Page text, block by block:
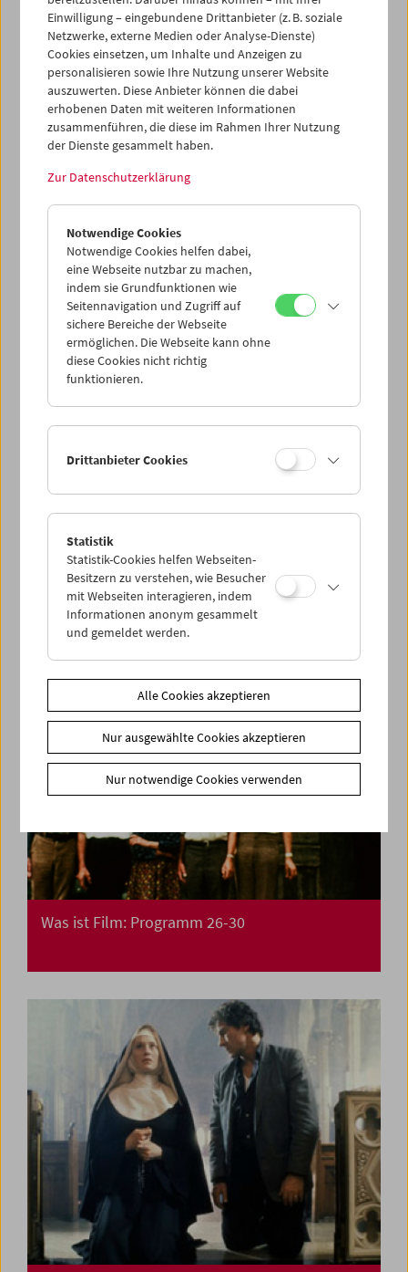
Gérard Blain
Maurice Pialat
Kino-Atlas 3:
A Mary Pickford Production
Was ist Film: Programm 26-30
Einwilligung – eingebundene Drittanbieter (z. B. soziale
Netzwerke, externe Medien oder Analyse-Dienste)
Cookies einsetzen, um Inhalte und Anzeigen zu
personalisieren sowie Ihre Nutzung unserer Website
auszuwerten. Diese Anbieter können die dabei
erhobenen Daten mit weiteren Informationen
zusammenführen, die diese im Rahmen Ihrer Nutzung
der Dienste gesammelt haben.
Zur Datenschutzerklärung
Notwendige Cookies
Notwendige Cookies helfen dabei,
eine Webseite nutzbar zu machen,
indem sie Grundfunktionen wie
Seitennavigation und Zugriff auf
sichere Bereiche der Webseite
ermöglichen. Die Webseite kann ohne
diese Cookies nicht richtig
funktionieren.
Drittanbieter Cookies
Statistik
Statistik-Cookies helfen Webseiten-
Besitzern zu verstehen, wie Besucher
mit Webseiten interagieren, indem
Informationen anonym gesammelt
und gemeldet werden.
Alle Cookies akzeptieren
Nur ausgewählte Cookies akzeptieren
Nur notwendige Cookies verwenden